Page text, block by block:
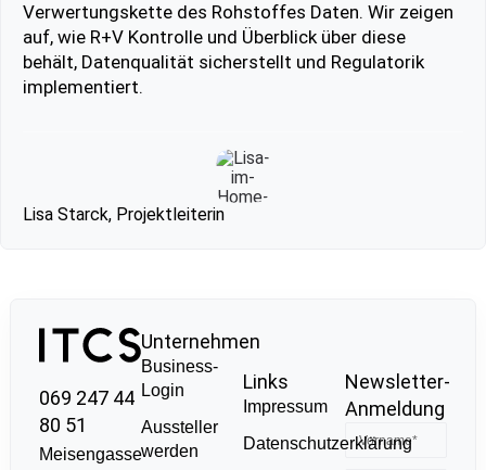
Verwertungskette des Rohstoffes Daten. Wir zeigen
auf, wie R+V Kontrolle und Überblick über diese
behält, Datenqualität sicherstellt und Regulatorik
implementiert.
Lisa Starck, Projektleiterin
069 247 44
80 51
Meisengasse
Unternehmen
Business-
Login
Aussteller
werden
Links
Impressum
Datenschutzerklärung
Newsletter-
Anmeldung